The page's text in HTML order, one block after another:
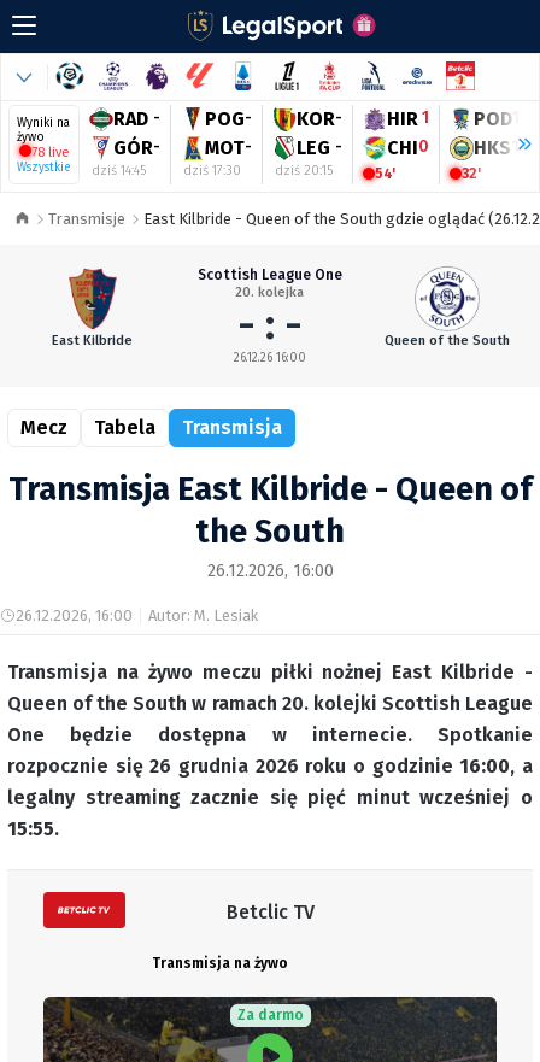
Wyniki na
żywo
78 live
Wszystkie
RAD -
GÓR-
dziś 14:45
POG-
MOT-
dziś 17:30
KOR-
LEG -
dziś 20:15
HIR1
CHI0
54'
POD1
HKS1
32'
Transmisje East Kilbride - Queen of the South gdzie oglądać
East Kilbride
Scottish League One
20. kolejka
- : -
26.12.26 16:00
Queen of the South
Mecz Tabela Transmisja
Transmisja East Kilbride - Queen of
the South
26.12.2026, 16:00
26.12.2026, 16:00 Autor: M. Lesiak
Transmisja na żywo meczu piłki nożnej East Kilbride -
Queen of the South w ramach 20. kolejki Scottish League
One będzie dostępna w internecie. Spotkanie
rozpocznie się 26 grudnia 2026 roku o godzinie16:00, a
legalny streaming zacznie się pięć minut wcześniej o
15:55.
Betclic TV
Transmisja na żywo
Za darmo